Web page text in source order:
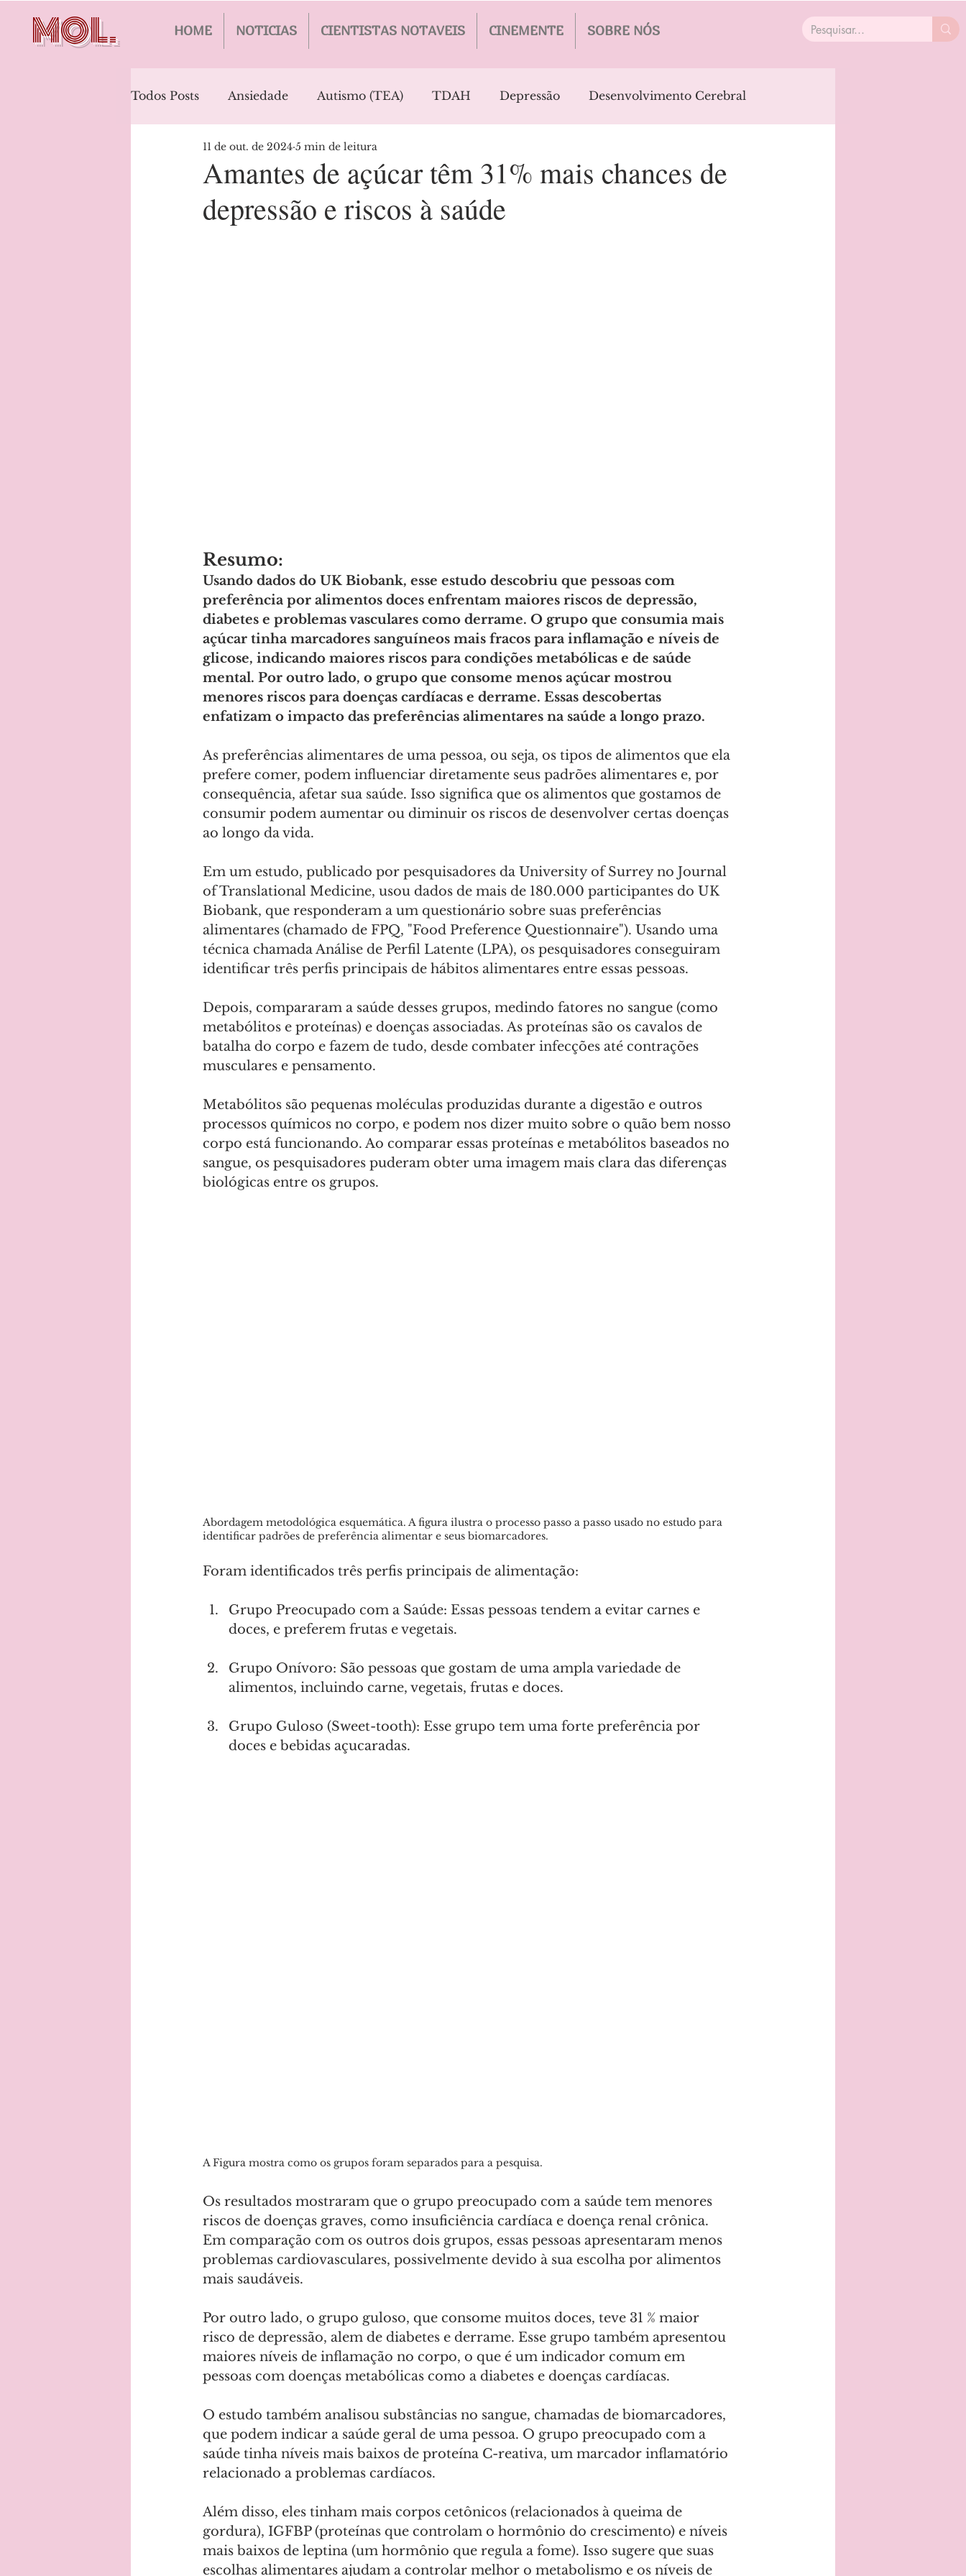
MOL. HOME NOTICIAS CIENTISTAS NOTAVEIS CINEMENTE SOBRE NÓS
Todos Posts Ansiedade Autismo (TEA) TDAH Depressão Desenvolvimento Cerebral
Bipolaridade Alzheimer's Esquizofrenia
Estresse Pós-Traumático Traumatismo Câncer
Amantes de açúcar têm 31% mais chances de
depressão e riscos à saúde
11 de out. de 2024 5 min de leitura
Resumo:
Usando dados do UK Biobank, esse estudo descobriu que pessoas com
preferência por alimentos doces enfrentam maiores riscos de depressão,
diabetes e problemas vasculares como derrame. O grupo que consumia mais
açúcar tinha marcadores sanguíneos mais fracos para inflamação e níveis de
glicose, indicando maiores riscos para condições metabólicas e de saúde
mental. Por outro lado, o grupo que consome menos açúcar mostrou
menores riscos para doenças cardíacas e derrame. Essas descobertas
enfatizam o impacto das preferências alimentares na saúde a longo prazo.
As preferências alimentares de uma pessoa, ou seja, os tipos de alimentos que ela
prefere comer, podem influenciar diretamente seus padrões alimentares e, por
consequência, afetar sua saúde. Isso significa que os alimentos que gostamos de
consumir podem aumentar ou diminuir os riscos de desenvolver certas doenças
ao longo da vida.
Em um estudo, publicado por pesquisadores da University of Surrey no Journal
of Translational Medicine, usou dados de mais de 180.000 participantes do UK
Biobank, que responderam a um questionário sobre suas preferências
alimentares (chamado de FPQ, "Food Preference Questionnaire"). Usando uma
técnica chamada Análise de Perfil Latente (LPA), os pesquisadores conseguiram
identificar três perfis principais de hábitos alimentares entre essas pessoas.
Depois, compararam a saúde desses grupos, medindo fatores no sangue (como
metabólitos e proteínas) e doenças associadas. As proteínas são os cavalos de
batalha do corpo e fazem de tudo, desde combater infecções até contrações
musculares e pensamento.
Metabólitos são pequenas moléculas produzidas durante a digestão e outros
processos químicos no corpo, e podem nos dizer muito sobre o quão bem nosso
corpo está funcionando. Ao comparar essas proteínas e metabólitos baseados no
sangue, os pesquisadores puderam obter uma imagem mais clara das diferenças
biológicas entre os grupos.
Abordagem metodológica esquemática. A figura ilustra o processo passo a passo usado no estudo para
identificar padrões de preferência alimentar e seus biomarcadores.
Foram identificados três perfis principais de alimentação:
Grupo Preocupado com a Saúde: Essas pessoas tendem a evitar carnes e
doces, e preferem frutas e vegetais.
Grupo Onívoro: São pessoas que gostam de uma ampla variedade de
alimentos, incluindo carne, vegetais, frutas e doces.
Grupo Guloso (Sweet-tooth): Esse grupo tem uma forte preferência por
doces e bebidas açucaradas.
A Figura mostra como os grupos foram separados para a pesquisa.
Os resultados mostraram que o grupo preocupado com a saúde tem menores
riscos de doenças graves, como insuficiência cardíaca e doença renal crônica.
Em comparação com os outros dois grupos, essas pessoas apresentaram menos
problemas cardiovasculares, possivelmente devido à sua escolha por alimentos
mais saudáveis.
Por outro lado, o grupo guloso, que consome muitos doces, teve 31 % maior
risco de depressão, alem de diabetes e derrame. Esse grupo também apresentou
maiores níveis de inflamação no corpo, o que é um indicador comum em
pessoas com doenças metabólicas como a diabetes e doenças cardíacas.
O estudo também analisou substâncias no sangue, chamadas de biomarcadores,
que podem indicar a saúde geral de uma pessoa. O grupo preocupado com a
saúde tinha níveis mais baixos de proteína C-reativa, um marcador inflamatório
relacionado a problemas cardíacos.
Além disso, eles tinham mais corpos cetônicos (relacionados à queima de
gordura), IGFBP (proteínas que controlam o hormônio do crescimento) e níveis
mais baixos de leptina (um hormônio que regula a fome). Isso sugere que suas
escolhas alimentares ajudam a controlar melhor o metabolismo e os níveis de